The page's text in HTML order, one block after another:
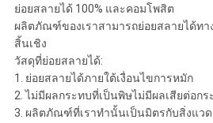
ย่อยสลายได้ 100% และคอมโพสิต
ผลิตภัณฑ์ของเราสามารถย่อยสลายได้ท
สิ้นเชิง
วัสดุที่ย่อยสลายได้:
1. ย่อยสลายได้ภายใต้เงื่อนไขการหมัก
2. ไม่มีผลกระทบที่เป็นพิษไม่มีผลเสียต่อกร
3. ผลิตภัณฑ์ที่เราทำนั้นเป็นมิตรกับสิ่งแวด